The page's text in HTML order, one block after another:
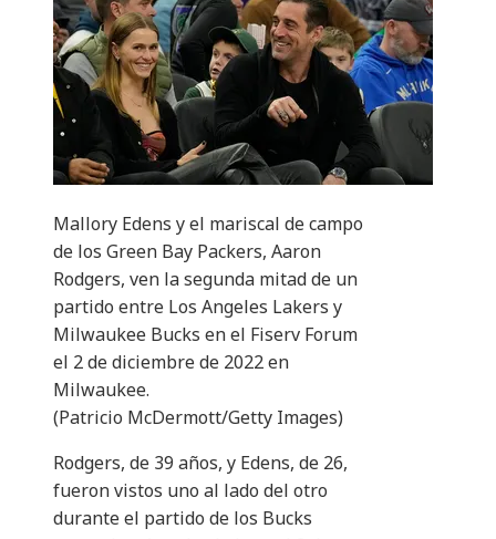
Mallory Edens y el mariscal de campo
de los Green Bay Packers, Aaron
Rodgers, ven la segunda mitad de un
partido entre Los Angeles Lakers y
Milwaukee Bucks en el Fiserv Forum
el 2 de diciembre de 2022 en
Milwaukee.
(Patricio McDermott/Getty Images)
Rodgers, de 39 años, y Edens, de 26,
fueron vistos uno al lado del otro
durante el partido de los Bucks